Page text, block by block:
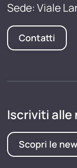
Sede: Viale
Contatti
Iscriviti
Scopri le